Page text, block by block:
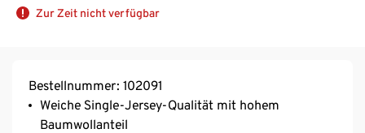
Zur Zeit nicht verfügbar
Bestellnummer: 102091
Weiche Single-Jersey-Qualität mit hohem
Baumwollanteil